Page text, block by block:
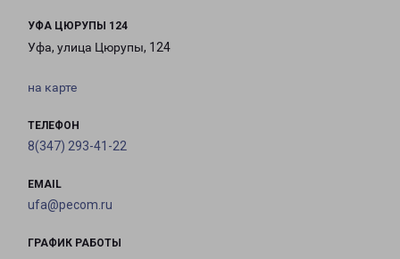
УФА ЦЮРУПЫ 124
Уфа, улица Цюрупы, 124
на карте
ТЕЛЕФОН
8(347) 293-41-22
EMAIL
ufa@pecom.ru
ГРАФИК РАБОТЫ